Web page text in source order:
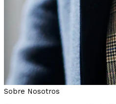
Sobre Nosotros